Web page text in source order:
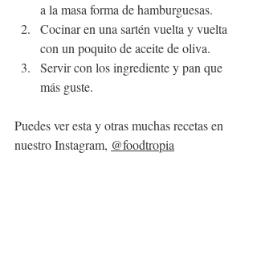
a la masa forma de hamburguesas.
Cocinar en una sartén vuelta y vuelta
con un poquito de aceite de oliva.
Servir con los ingrediente y pan que
más guste.
Puedes ver esta y otras muchas recetas en
nuestro Instagram, @foodtropia